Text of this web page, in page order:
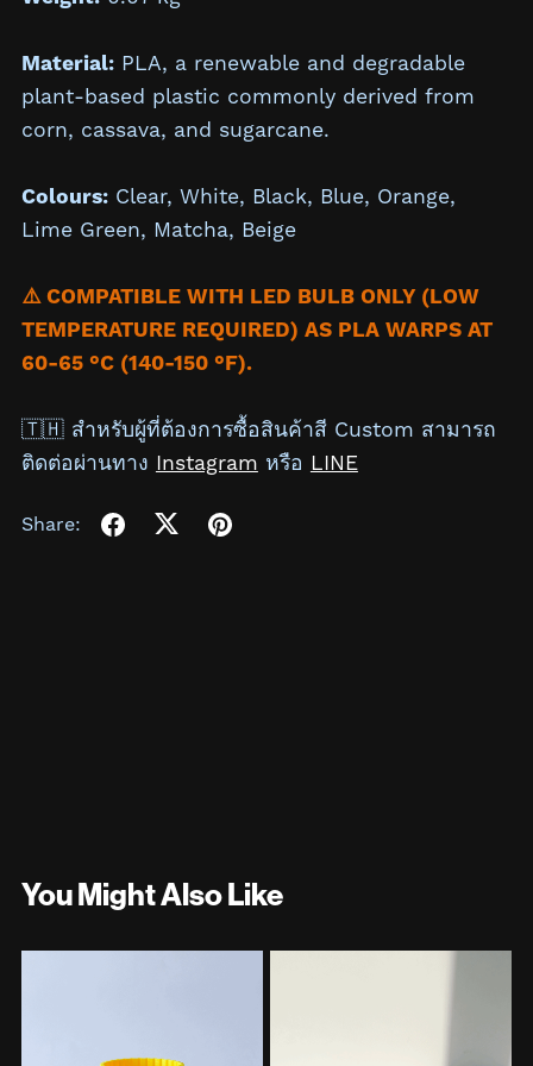
Material:PLA, a renewable and degradable
plant-based plastic commonly derived from
corn, cassava, and sugarcane.
Colours: Clear, White, Black, Blue, Orange,
Lime Green, Matcha, Beige
⚠️ COMPATIBLE WITH LED BULB ONLY (LOW
TEMPERATURE REQUIRED) AS PLA WARPS AT
60-65 °C (140-150 °F).
🇹🇭 สำหรับผู้ที่ต้องการซื้อสินค้าสี Custom สามารถ
ติดต่อผ่านทาง Instagram หรือ LINE
Share:
You Might Also Like